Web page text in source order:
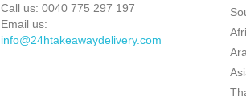
Call us: 0040 775 297 197
Email us:
info@24htakeawaydelivery.com